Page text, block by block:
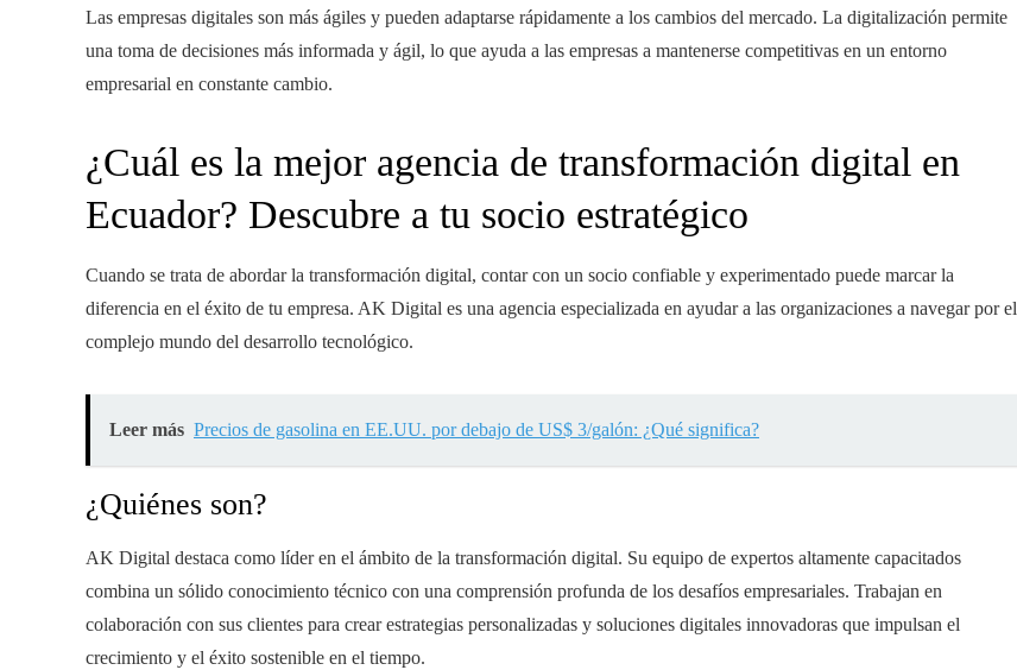
Las empresas digitales son más ágiles y pueden adaptarse rápidamente a los cambios del mercado. La digitalización permite
una toma de decisiones más informada y ágil, lo que ayuda a las empresas a mantenerse competitivas en un entorno
empresarial en constante cambio.
¿Cuál es la mejor agencia de transformación digital en
Ecuador? Descubre a tu socio estratégico
Cuando se trata de abordar la transformación digital, contar con un socio confiable y experimentado puede marcar la
diferencia en el éxito de tu empresa. AK Digital es una agencia especializada en ayudar a las organizaciones a navegar por el
complejo mundo del desarrollo tecnológico.
Leer más Precios de gasolina en EE.UU. por debajo de US$ 3/galón: ¿Qué significa?
¿Quiénes son?
AK Digital destaca como líder en el ámbito de la transformación digital. Su equipo de expertos altamente capacitados
combina un sólido conocimiento técnico con una comprensión profunda de los desafíos empresariales. Trabajan en
colaboración con sus clientes para crear estrategias personalizadas y soluciones digitales innovadoras que impulsan el
crecimiento y el éxito sostenible en el tiempo.